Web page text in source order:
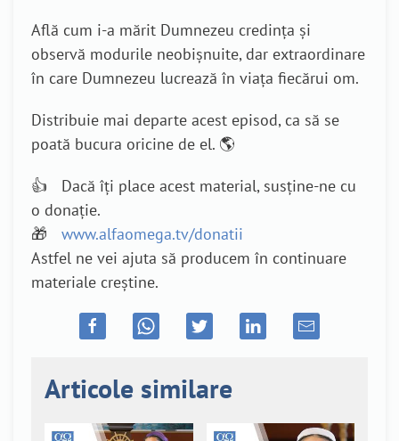
Află cum i-a mărit Dumnezeu credința și
observă modurile neobișnuite, dar extraordinare
în care Dumnezeu lucrează în viața fiecărui om.
Distribuie mai departe acest episod, ca să se
poată bucura oricine de el. 🌎
👍 Dacă îți place acest material, susține-ne cu
o donație.
🎁 www.alfaomega.tv/donatii
Astfel ne vei ajuta să producem în continuare
materiale creștine.
Articole similare